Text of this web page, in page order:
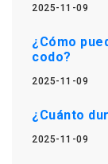
2025-11-09
¿Cómo
codo?
2025-11-09
¿Cuánto
2025-11-09